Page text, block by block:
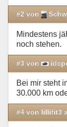
#2 von
Mindestens
noch stehen.
#3 von
Bei mir steht
30.000 km
#4 von lillifit3